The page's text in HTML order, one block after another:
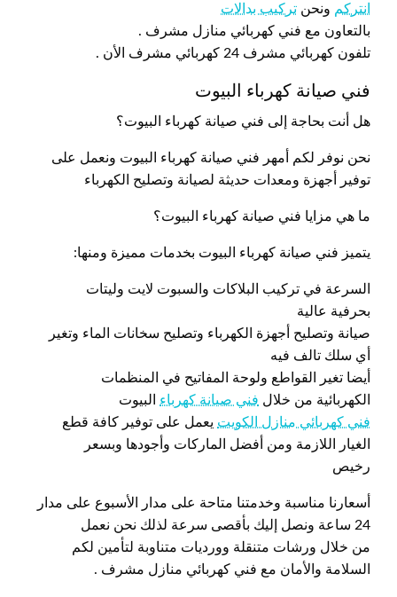
انتركم ونحن تركيب بدالات
بالتعاون مع فني كهربائي منازل مشرف .
تلفون كهربائي مشرف 24 كهربائي مشرف الأن .
فني صيانة كهرباء البيوت
هل أنت بحاجة إلى فني صيانة كهرباء البيوت؟
نحن نوفر لكم أمهر فني صيانة كهرباء البيوت ونعمل على
توفير أجهزة ومعدات حديثة لصيانة وتصليح الكهرباء
ما هي مزايا فني صيانة كهرباء البيوت؟
يتميز فني صيانة كهرباء البيوت بخدمات مميزة ومنها:
السرعة في تركيب البلاكات والسبوت لايت وليتات
بحرفية عالية
صيانة وتصليح أجهزة الكهرباء وتصليح سخانات الماء وتغير
أي سلك تالف فيه
أيضا تغير القواطع ولوحة المفاتيح في المنظمات
الكهربائية من خلال فني صيانة كهرباء البيوت
فني كهربائي منازل الكويت يعمل على توفير كافة قطع
الغيار اللازمة ومن أفضل الماركات وأجودها وبسعر
رخيص
أسعارنا مناسبة وخدمتنا متاحة على مدار الأسبوع على مدار
24 ساعة ونصل إليك بأقصى سرعة لذلك نحن نعمل
من خلال ورشات متنقلة وورديات متناوبة لتأمين لكم
السلامة والأمان مع فني كهربائي منازل مشرف .